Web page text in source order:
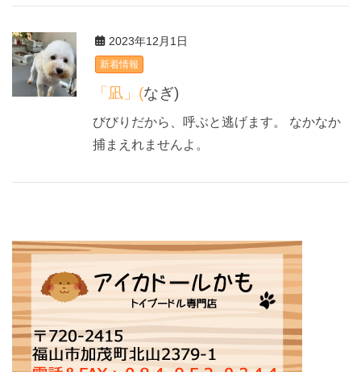
2023年12月1日
新着情報
「凪」(なぎ)
びびりだから、呼ぶと逃げます。 なかなか
捕まえれませんよ。